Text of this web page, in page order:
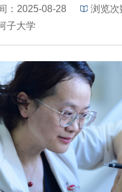
：2025-08-28 浏览次
子大学